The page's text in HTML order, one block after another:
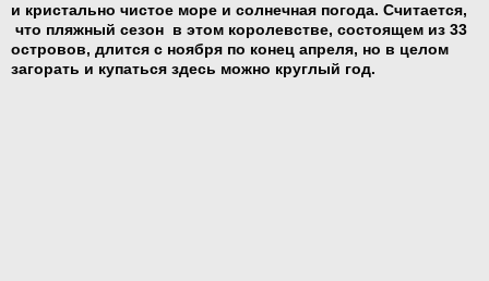
и кристально чистое море и солнечная погода. Считается,
что пляжный сезон в этом королевстве, состоящем из 33
островов, длится с ноября по конец апреля, но в целом
загорать и купаться здесь можно круглый год.